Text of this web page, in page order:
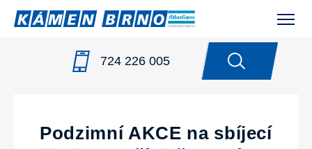
724 226 005
PODZIMNÍ AKCE NA SBÍJECÍ KLADIVO S
Podzimní AKCE na sbíjecí